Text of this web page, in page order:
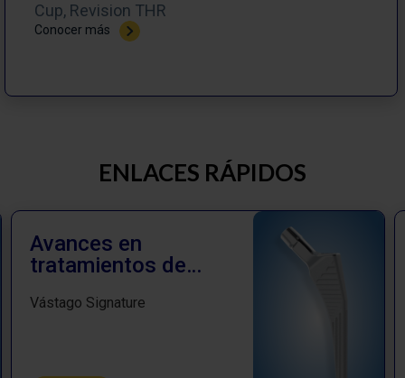
Cup, Revision THR
Conocer más
ENLACES RÁPIDOS
Avances en
tratamientos de
Vástago Signature